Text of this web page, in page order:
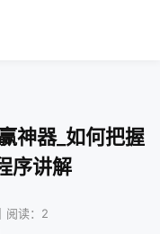
神器_如何把握
序讲解
阅读：2